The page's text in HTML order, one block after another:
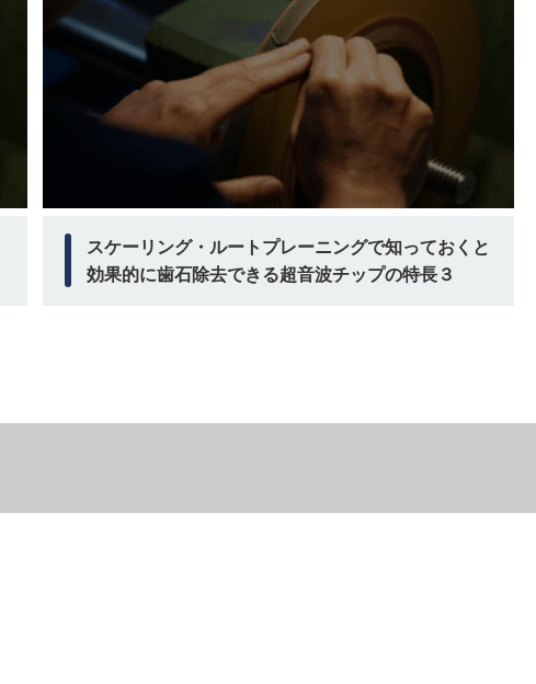
スケーリング・ルートプレーニングで知っておくと
効果的に歯石除去できる超音波チップの特長３